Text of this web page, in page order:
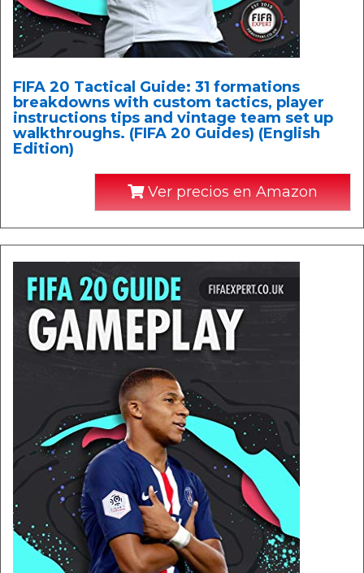
FIFA 20 Tactical Guide: 31 formations
breakdowns with custom tactics, player
instructions tips and vintage team set up
walkthroughs. (FIFA 20 Guides) (English
Edition)
Ver precios en Amazon